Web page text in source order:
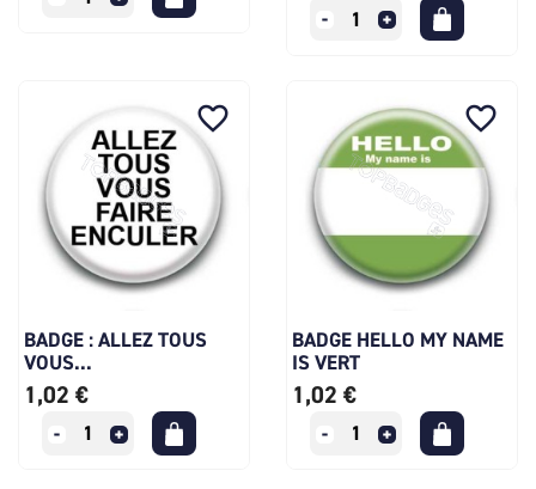
BADGE : ALLEZ TOUS
VOUS...
1,02 €
favorite_border
BADGE HELLO MY NAME
IS VERT
1,02 €
favorite_border